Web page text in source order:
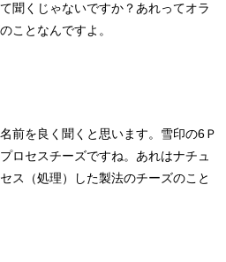
聞くじゃないですか？あれってオラ
ことなんですよ。
前を良く聞くと思います。雪印の6 Ｐ
ロセスチーズですね。あれはナチュ
ス（処理）した製法のチーズのこと